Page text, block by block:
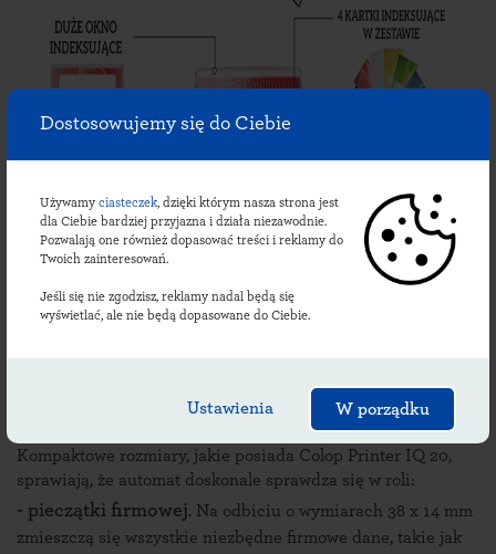
Dostosowujemy się do Ciebie
Używamy ciasteczek, dzięki którym nasza strona jest
dla Ciebie bardziej przyjazna i działa niezawodnie.
Pozwalają one również dopasować treści i reklamy do
Twoich zainteresowań.
Jeśli się nie zgodzisz, reklamy nadal będą się
wyświetlać, ale nie będą dopasowane do Ciebie.
Ustawienia W porządku
Kompaktowe rozmiary, jakie posiada Colop Printer IQ 20,
sprawiają, że automat doskonale sprawdza się w roli:
- pieczątki firmowej. Na odbiciu o wymiarach 38 x 14 mm
zmieszczą się wszystkie niezbędne firmowe dane, takie jak